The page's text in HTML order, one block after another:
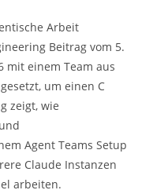
Arbeit
Beitrag vom 5.
mit einem Team aus
um einen C
zeigt, wie
Agent Teams Setup
Claude Instanzen
arbeiten.